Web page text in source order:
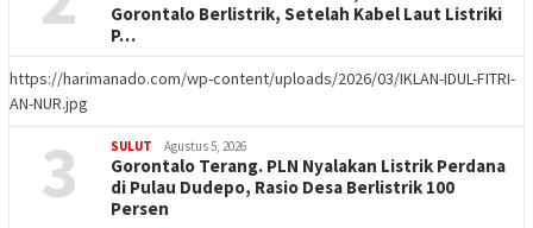
Gorontalo Berlistrik, Setelah Kabel Laut Listriki
P…
https://harimanado.com/wp-content/uploads/2026/03/IKLAN-IDUL-FITRI-
AN-NUR.jpg
3 SULUT Agustus 5, 2026
Gorontalo Terang. PLN Nyalakan Listrik Perdana
di Pulau Dudepo, Rasio Desa Berlistrik 100
Persen